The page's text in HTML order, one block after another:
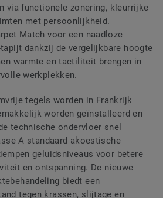
via functionele zonering, kleurrijke
met persoonlijkheid.
Match voor een naadloze
dankzij de vergelijkbare hoogte
warmte en tactiliteit brengen in
werkplekken.
tegels worden in Frankrijk
worden geïnstalleerd en
technische ondervloer snel
A standaard akoestische
geluidsniveaus voor betere
en ontspanning. De nieuwe
biedt een
tegen krassen, slijtage en